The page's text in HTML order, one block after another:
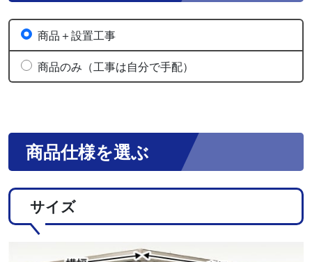
商品＋設置工事
商品のみ（工事は自分で手配）
商品仕様を選ぶ
サイズ